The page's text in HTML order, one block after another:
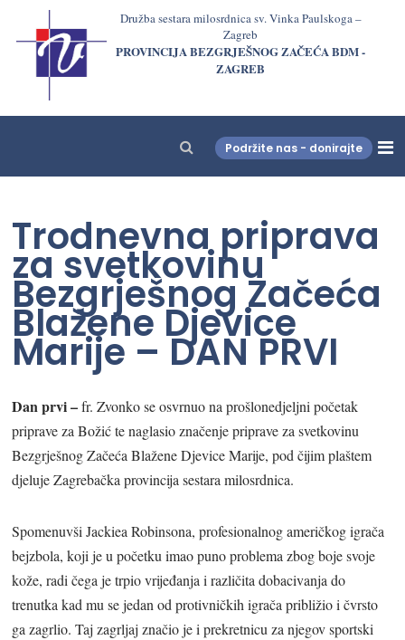
Družba sestara milosrdnica sv. Vinka Paulskoga –
Zagreb
PROVINCIJA BEZGRJEŠNOG ZAČEĆA BDM -
ZAGREB
Podržite nas - donirajte
Trodnevna priprava
za svetkovinu
Bezgrješnog Začeća
Blažene Djevice
Marije – DAN PRVI
Dan prvi –fr. Zvonko se osvrnuo na prošlonedjeljni početak
priprave za Božić te naglasio značenje priprave za svetkovinu
Bezgrješnog Začeća Blažene Djevice Marije, pod čijim plaštem
djeluje Zagrebačka provincija sestara milosrdnica.
Spomenuvši Jackiea Robinsona, profesionalnog američkog igrača
bejzbola, koji je u početku imao puno problema zbog boje svoje
kože, radi čega je trpio vrijeđanja i različita dobacivanja do
trenutka kad mu se jedan od protivničkih igrača približio i čvrsto
ga zagrlio. Taj zagrljaj značio je i prekretnicu za njegov sportski